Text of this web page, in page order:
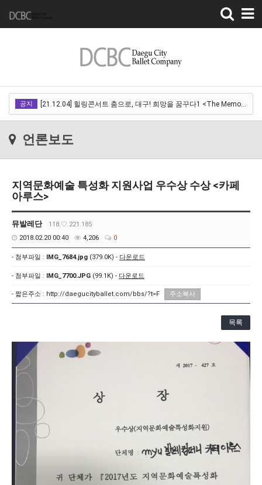
Toggle
navigation
공지 [21.12.04] 힐링콘서트 춤으로, 대구! 희망을 꿈꾸다1 <The Memory of …
[21.11.13] 호두까기인형 아양아트센터
[21.11.13] 호두까기인형 아양아트센터
[21.10.22-23] 대구국제오페라축제<아이다> 오페라하우스
언론보도
지역문화예술 특성화 지원사업 우수상 수상 <카페
아루스>
뮤발레단
118.♡.221.185
2018.02.20 00:40
4,206 0
- 첨부파일 : IMG_7684.jpg (379.0K) - 다운로드
- 첨부파일 : IMG_7700.JPG (99.1K) - 다운로드
- 짧은주소 : http://daegucityballet.com/bbs/?t=F 주소복사
목록